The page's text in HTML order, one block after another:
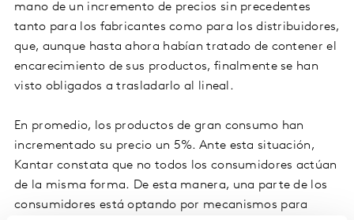
mano de un incremento de precios sin precedentes
tanto para los fabricantes como para los distribuidores,
que, aunque hasta ahora habían tratado de contener el
encarecimiento de sus productos, finalmente se han
visto obligados a trasladarlo al lineal.
En promedio, los productos de gran consumo han
incrementado su precio un 5%. Ante esta situación,
Kantar constata que no todos los consumidores actúan
de la misma forma. De esta manera, una parte de los
consumidores está optando por mecanismos para